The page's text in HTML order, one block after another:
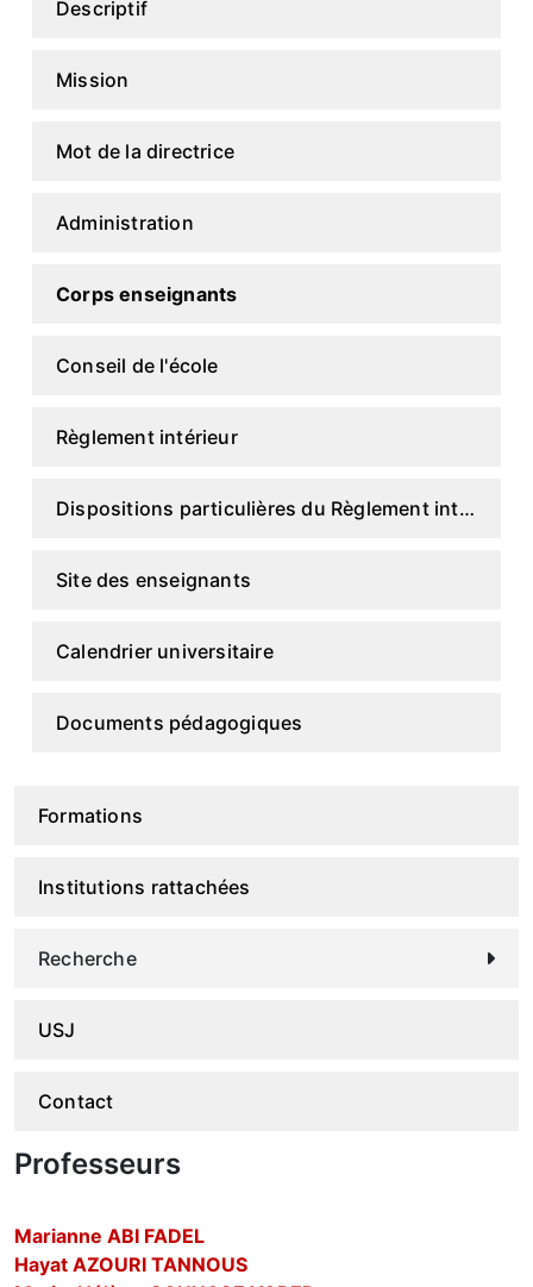
Descriptif
Mission
Mot de la directrice
Administration
Corps enseignants
Conseil de l'école
Règlement intérieur
Dispositions particulières du Règlement intérieur
Site des enseignants
Calendrier universitaire
Documents pédagogiques
Formations
Institutions rattachées
Recherche
USJ
Contact
Professeurs
Marianne ABI FADEL
Hayat AZOURI TANNOUS